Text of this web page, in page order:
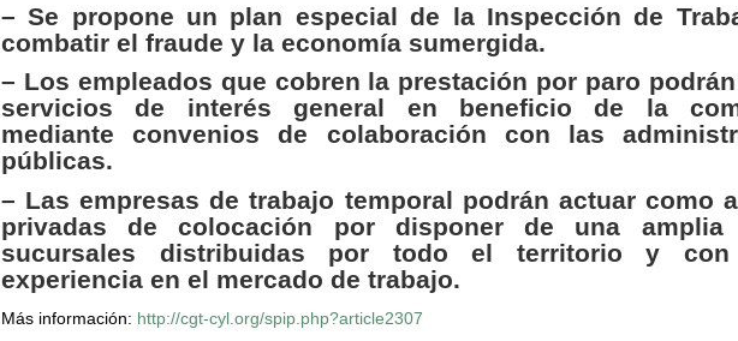
– Se propone un plan especial de la Inspección de
combatir el fraude y la economía sumergida.
– Los empleados que cobren la prestación por paro
servicios de interés general en beneficio de la
mediante convenios de colaboración con las
públicas.
– Las empresas de trabajo temporal podrán actuar como
privadas de colocación por disponer de una
sucursales distribuidas por todo el territorio y con
experiencia en el mercado de trabajo.
Más información: http://cgt-cyl.org/spip.php?article2307